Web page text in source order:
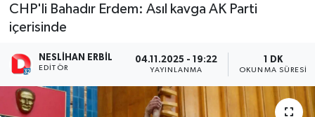
CHP'li Bahadır Erdem: Asıl kavga AK Parti
içerisinde
NESLIHAN ERBIL
EDITÖR
04.11.2025 - 19:22
YAYINLANMA
1 DK
OKUNMA SÜRESI
Son Dakika Haberleri
Haber Arşivi